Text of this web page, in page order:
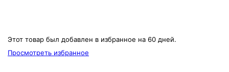
Этот товар был добавлен в избранное на 60 дней.
Просмотреть избранное